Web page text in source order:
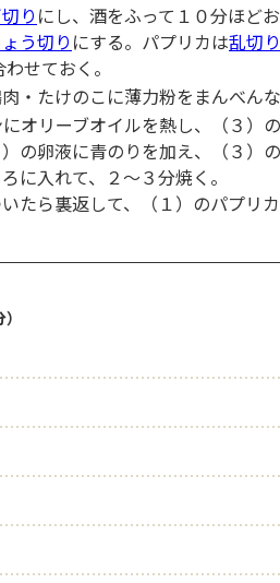
り にし、酒をふって１０分ほど
う切り にする。パプリカは乱切り
せておく。
肉・たけのこに薄力粉をまんべんな
オリーブオイルを熱し、（３）
の卵液に青のりを加え、（３）
に入れて、２～３分焼く。
たら裏返して、（１）のパプリ